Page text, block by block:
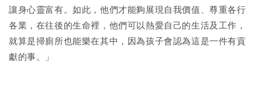
讓身心靈富有。如此，他們才能夠展現自我價值、尊重各行
各業，在往後的生命裡，他們可以熱愛自己的生活及工作，
就算是掃廁所也能樂在其中，因為孩子會認為這是一件有貢
獻的事。」